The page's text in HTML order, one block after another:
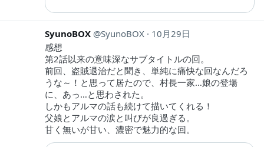
SyunoBOX SyunoBOX
10月29日
感想
第2話以来の意味深なサブタイトルの回。
前回、盗賊退治だと聞き、単純に痛快な回なんだろ
うな～！と思って居たので、村長一家…娘の登場
に、あっ…と思わされた。
しかもアルマの話も続けて描いてくれる！
父娘とアルマの涙と叫びが良過ぎる。
甘く無いが甘い、濃密で魅力的な回。